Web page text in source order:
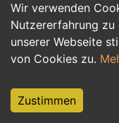
Wir verwenden
Nutzererfahrung zu
unserer Webseite
von Cookies zu.
Zustimmen
Personalwesen
Hilfskräfte,
Weiterbildung,